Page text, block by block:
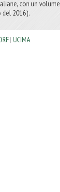
con un
2016).
|UCIMA